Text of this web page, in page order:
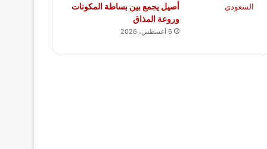
أصيل يجمع بين بساطة المكونات
وروعة المذاق
6 أغسطس، 2026